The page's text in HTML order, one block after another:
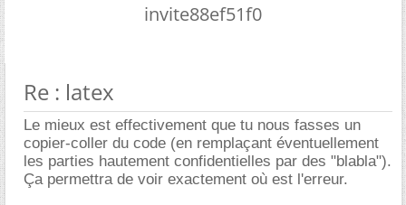
invite88ef51f0
Re : latex
Le mieux est effectivement que tu nous fasses un
copier-coller du code (en remplaçant éventuellement
les parties hautement confidentielles par des "blabla").
Ça permettra de voir exactement où est l'erreur.